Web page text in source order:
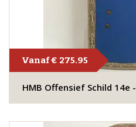
Vanaf € 275.95
​HMB Offensief Schild 14e